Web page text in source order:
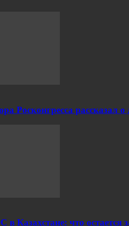
Росконгресса рассказал
в Казахстане: что остается